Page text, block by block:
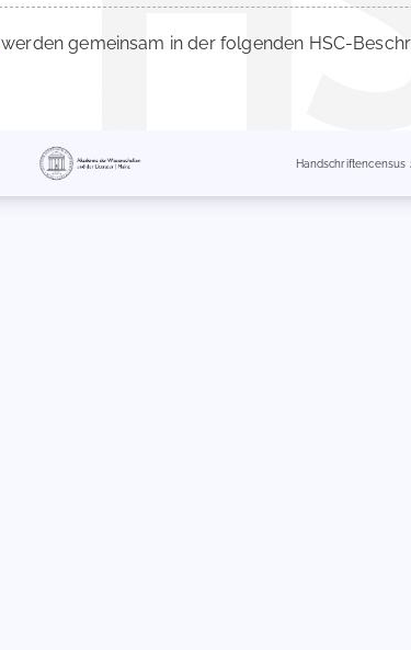
gemeinsam in der folgenden HSC-
Handschriftencensus